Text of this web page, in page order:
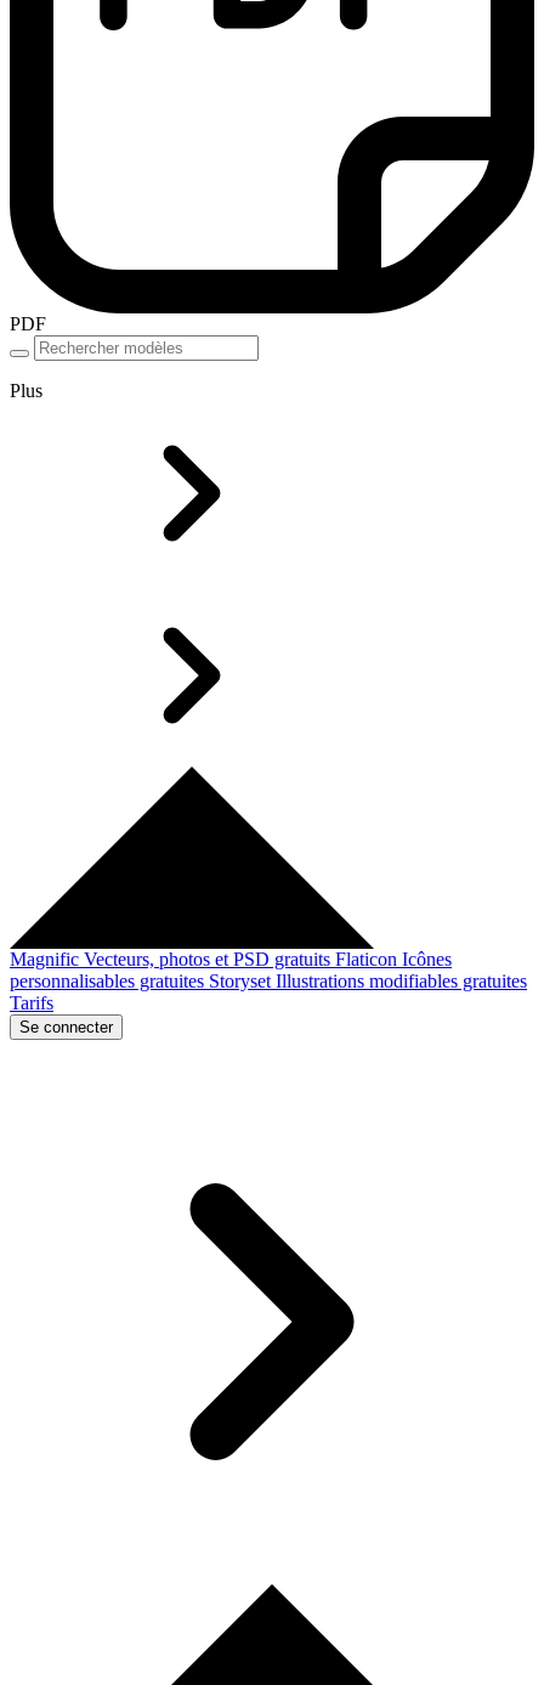
PDF
Plus
Magnific Vecteurs, photos et PSD gratuits Flaticon Icônes
personnalisables gratuites Storyset Illustrations modifiables gratuites
Tarifs
Se connecter